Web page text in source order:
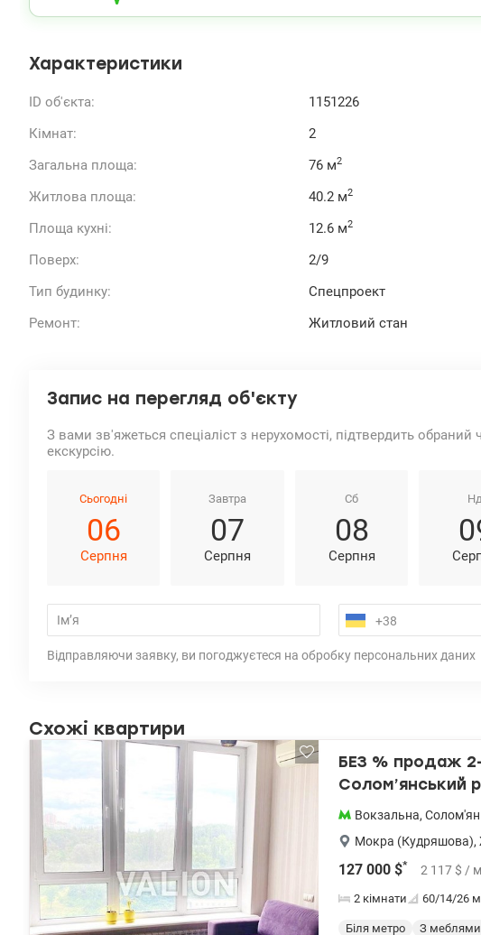
Характеристики
ID об'єкта:
1151226
Кімнат:
2
Загальна площа:
76 м2
Житлова площа: 40.2 м2
Площа кухні: 12.6 м2
Поверх:
2/9
Тип будинку:
Спецпроект
Ремонт:
Житловий стан
Запис на перегляд об'єкту
З вами зв'яжеться спеціаліст з нерухомості, підтвердить обраний
екскурсію.
Сьогодні
06
Серпня
Завтра
07
Серпня
Сб
08
Серпня
Відправляючи заявку, ви погоджуєтеся на обробку персональних даних
Схожі квартири
БЕЗ % продаж
Солом’янський
Вокзальна,
Мокра (Кудряшова),
127 000 $* 2 117 $ / м
2 кімнати 60/14/26 м
Біля метро З меблями